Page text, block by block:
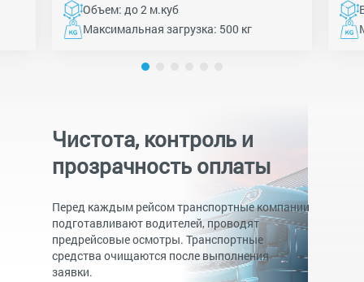
Объем: до 2 м.куб
Максимальная загрузка: 500 кг
Чистота, контроль и
прозрачность оплаты
Перед каждым рейсом транспортные компании
подготавливают водителей, проводят
предрейсовые осмотры. Транспортные
средства очищаются после выполнения
заявки.